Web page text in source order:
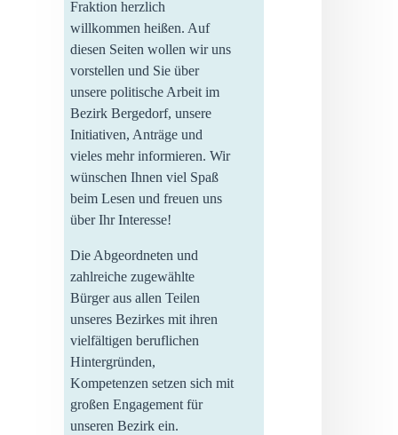
Fraktion herzlich
willkommen heißen. Auf
diesen Seiten wollen wir uns
vorstellen und Sie über
unsere politische Arbeit im
Bezirk Bergedorf, unsere
Initiativen, Anträge und
vieles mehr informieren. Wir
wünschen Ihnen viel Spaß
beim Lesen und freuen uns
über Ihr Interesse!
Die Abgeordneten und
zahlreiche zugewählte
Bürger aus allen Teilen
unseres Bezirkes mit ihren
vielfältigen beruflichen
Hintergründen,
Kompetenzen setzen sich mit
großen Engagement für
unseren Bezirk ein.